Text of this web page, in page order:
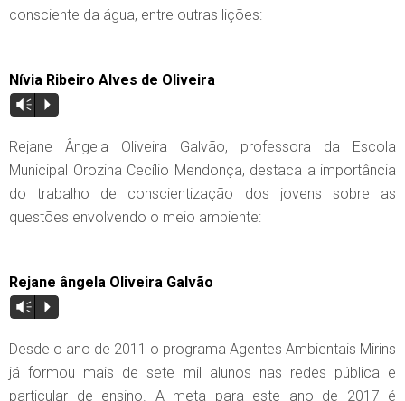
consciente da água, entre outras lições:
Nívia Ribeiro Alves de Oliveira
Vm P
Rejane Ângela Oliveira Galvão, professora da Escola
Municipal Orozina Cecílio Mendonça, destaca a importância
do trabalho de conscientização dos jovens sobre as
questões envolvendo o meio ambiente:
Rejane ângela Oliveira Galvão
Vm P
Desde o ano de 2011 o programa Agentes Ambientais Mirins
já formou mais de sete mil alunos nas redes pública e
particular de ensino. A meta para este ano de 2017 é